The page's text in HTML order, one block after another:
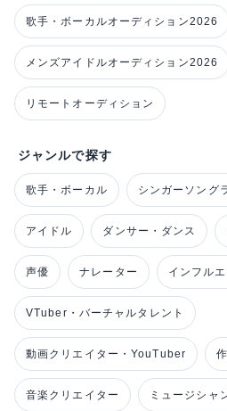
歌手・ボーカルオーディション2026
メンズアイドルオーディション2026
リモートオーディション
ジャンルで探す
歌手・ボーカル シンガーソング
アイドル ダンサー・ダンス
声優 ナレーター インフル
VTuber・バーチャルタレント
動画クリエイター・YouTuber
音楽クリエイター ミュージシャ